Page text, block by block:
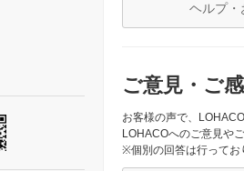
ヘルプ・
ご意見・ご
お客様の声で、
LOHACOへのご意見や
※個別の回答は行ってお